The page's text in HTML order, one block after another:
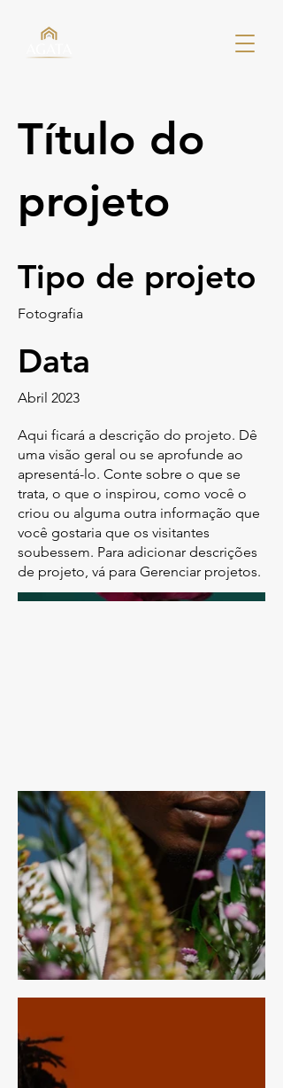
Título do
projeto
Tipo de projeto
Fotografia
Data
Abril 2023
Aqui ficará a descrição do projeto. Dê
uma visão geral ou se aprofunde ao
apresentá-lo. Conte sobre o que se
trata, o que o inspirou, como você o
criou ou alguma outra informação que
você gostaria que os visitantes
soubessem. Para adicionar descrições
de projeto, vá para Gerenciar projetos.